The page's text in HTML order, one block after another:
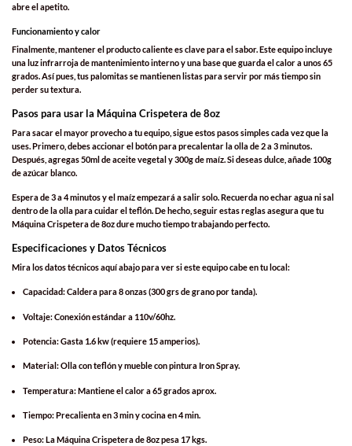
abre el apetito.
Funcionamiento y calor
Finalmente, mantener el producto caliente es clave para el sabor. Este equipo incluye
una luz infrarroja de mantenimiento interno y una base que guarda el calor a unos 65
grados. Así pues, tus palomitas se mantienen listas para servir por más tiempo sin
perder su textura.
Pasos para usar la Máquina Crispetera de 8oz
Para sacar el mayor provecho a tu equipo, sigue estos pasos simples cada vez que la
uses. Primero, debes accionar el botón para precalentar la olla de 2 a 3 minutos.
Después, agregas 50ml de aceite vegetal y 300g de maíz. Si deseas dulce, añade 100g
de azúcar blanco.
Espera de 3 a 4 minutos y el maíz empezará a salir solo. Recuerda no echar agua ni sal
dentro de la olla para cuidar el teflón. De hecho, seguir estas reglas asegura que tu
Máquina Crispetera de 8ozdure mucho tiempo trabajando perfecto.
Especificaciones y Datos Técnicos
Mira los datos técnicos aquí abajo para ver si este equipo cabe en tu local:
Capacidad:Caldera para 8 onzas (300 grs de grano por tanda).
Voltaje:Conexión estándar a 110v/60hz.
Potencia:Gasta 1.6 kw (requiere 15 amperios).
Material:Olla con teflón y mueble con pintura Iron Spray.
Temperatura:Mantiene el calor a 65 grados aprox.
Tiempo:Precalienta en 3 min y cocina en 4 min.
Peso:LaMáquina Crispetera de 8ozpesa 17 kgs.